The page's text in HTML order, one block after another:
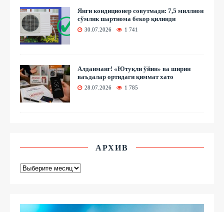
Янги кондиционер совутмади: 7,5 миллион
сўмлик шартнома бекор қилинди
30.07.2026 1 741
Алданманг! «Ютуқли ўйин» ва ширин
ваъдалар ортидаги қиммат хато
28.07.2026 1 785
АРХИВ